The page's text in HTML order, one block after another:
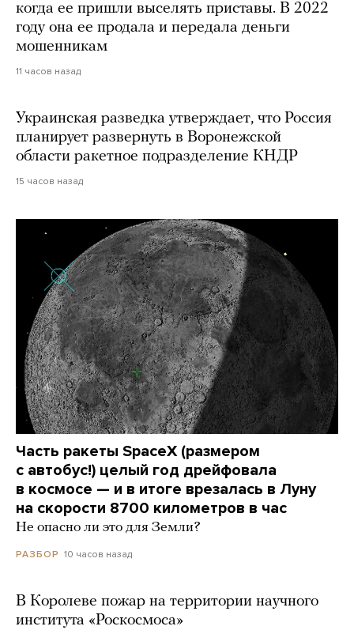
когда ее пришли выселять приставы. В 2022
году она ее продала и передала деньги
мошенникам
11 часов назад
Украинская разведка утверждает, что Россия
планирует развернуть в Воронежской
области ракетное подразделение КНДР
15 часов назад
Часть ракеты SpaceX (размером
с автобус!) целый год дрейфовала
в космосе — и в итоге врезалась в Луну
на скорости 8700 километров в час
Не опасно ли это для Земли?
РАЗБОР 10 часов назад
В Королеве пожар на территории научного
института «Роскосмоса»